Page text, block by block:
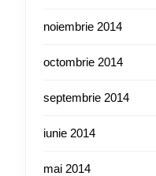
noiembrie 2014
octombrie 2014
septembrie 2014
iunie 2014
mai 2014